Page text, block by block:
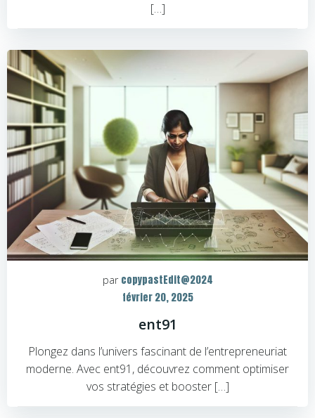
[…]
par copypastEdit@2024
février 20, 2025
ent91
Plongez dans l’univers fascinant de l’entrepreneuriat
moderne. Avec ent91, découvrez comment optimiser
vos stratégies et booster […]